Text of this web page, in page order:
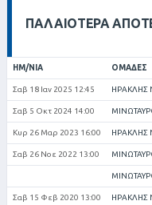
ΠΑΛΑΙΌΤΕΡΑ
ΗΜ/ΝΊΑ ΟΜΆΔΕΣ
Σαβ 18 Ιαν 2025 12:45 ΗΡΑΚΛΗΣ
Σαβ 5 Οκτ 2024 14:00
Κυρ 26 Μαρ 2023 16:00 ΗΡΑΚΛΗΣ
Σαβ 26 Νοε 2022 13:00
Σαβ 15 Φεβ 2020 13:00 ΗΡΑΚΛΗΣ